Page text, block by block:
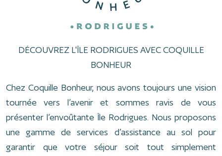
DÉCOUVREZ L'ÎLE RODRIGUES AVEC COQUILLE
BONHEUR
Chez Coquille Bonheur, nous avons toujours une vision
tournée vers l’avenir et sommes ravis de vous
présenter l’envoûtante Île Rodrigues. Nous proposons
une gamme de services d’assistance au sol pour
garantir que votre séjour soit tout simplement